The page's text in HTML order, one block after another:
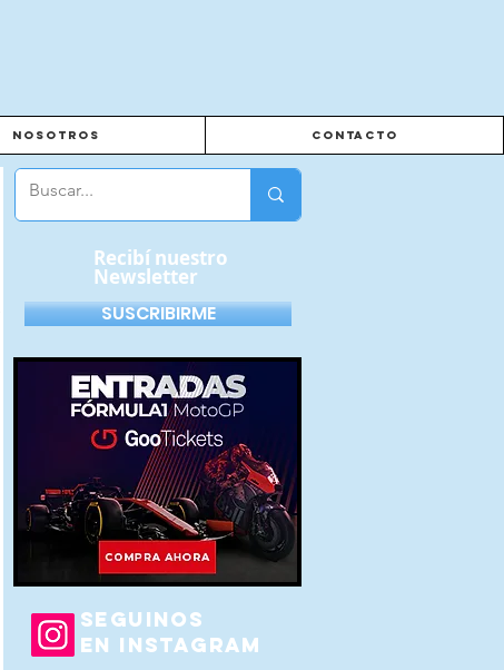
Nosotros Contacto
SEGUINOS
EN INSTAGRAM
Recibí nuestro
Newsletter
SUSCRIBIRME